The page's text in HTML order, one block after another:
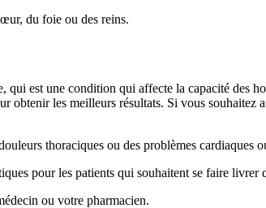
du foie ou des reins.
est une condition qui affecte la capacité des
obtenir les meilleurs résultats. Si vous
thoraciques ou des problèmes cardiaques
pour les patients qui souhaitent se faire livrer
ou votre pharmacien.